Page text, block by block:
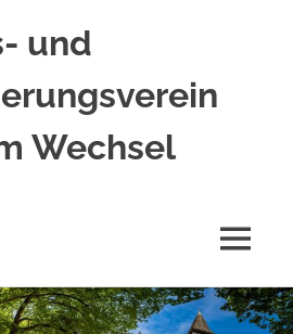
und
Wechsel
MENÜ